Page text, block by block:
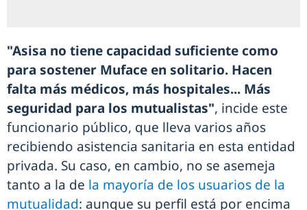
"Asisa no tiene capacidad suficiente como
para sostener Muface en solitario. Hacen
falta más médicos, más hospitales... Más
seguridad para los mutualistas", incide este
funcionario público, que lleva varios años
recibiendo asistencia sanitaria en esta entidad
privada. Su caso, en cambio, no se asemeja
tanto a la de la mayoría de los usuarios de la
mutualidad: aunque su perfil está por encima